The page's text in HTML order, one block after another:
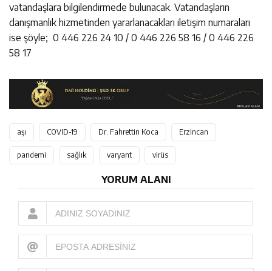
vatandaşlara bilgilendirmede bulunacak. Vatandaşların
danışmanlık hizmetinden yararlanacakları iletişim numaraları
ise şöyle; 0 446 226 24 10 / 0 446 226 58 16 / 0 446 226
58 17
aşı COVID-19 Dr. Fahrettin Koca Erzincan
pandemi sağlık varyant virüs
YORUM ALANI